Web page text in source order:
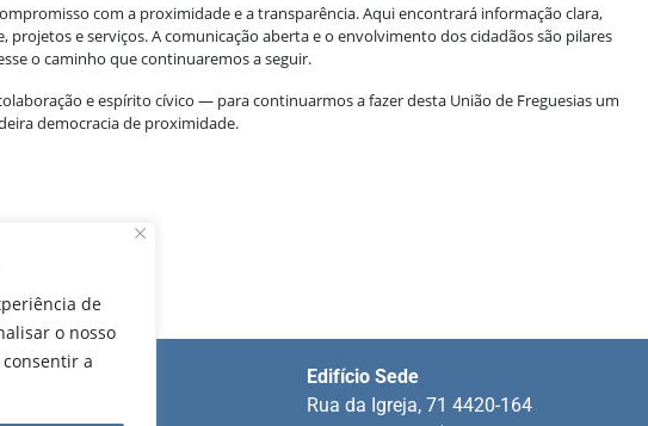
de
o nosso
consentir a
com a proximidade e a transparência. Aqui encontrará informação clara,
projetos e serviços. A comunicação aberta e o envolvimento dos cidadãos são pilares
o caminho que continuaremos a seguir.
e espírito cívico — para continuarmos a fazer desta União de Freguesias um
democracia de proximidade.
Jovim
Edifício Sede
Rua da Igreja, 71 4420-164